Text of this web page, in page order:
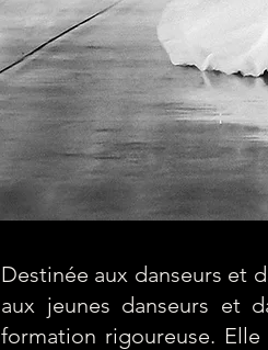
Destinée aux danseurs et
aux jeunes danseurs et
formation rigoureuse.